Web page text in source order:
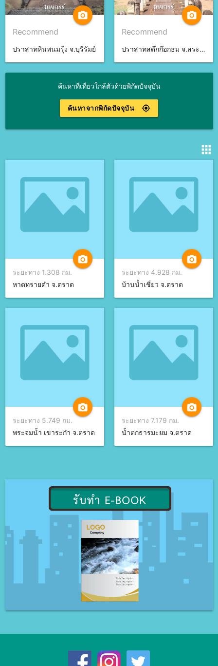
camera_alt
Recommend
ปราสาทหินพนมรุ้ง จ.บุรีรัมย์
camera_alt
Recommend
ปราสาทสด๊กก๊อกธม จ.สระแก้ว
ค้นหาที่เที่ยวใกล้ตัวด้วยพิกัดปัจจุบัน
gps_fixed
ค้นหาจากพิกัดปัจจุบัน
apps
camera_alt
ระยะทาง 1.308 กม.
หาดทรายดำ จ.ตราด
camera_alt
ระยะทาง 4.928 กม.
บ้านน้ำเชี่ยว จ.ตราด
camera_alt
ระยะทาง 5.749 กม.
พระจมน้ำ เขาระกำ จ.ตราด
camera_alt
ระยะทาง 7.179 กม.
น้ำตกธารมะยม จ.ตราด